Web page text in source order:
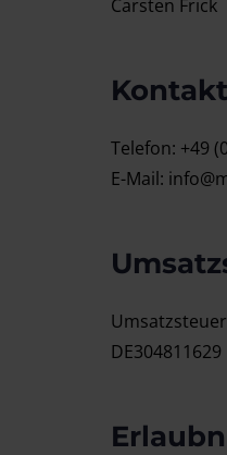
Carsten Frick
Kontakt
Telefon: +49
E-Mail:
DE304811629